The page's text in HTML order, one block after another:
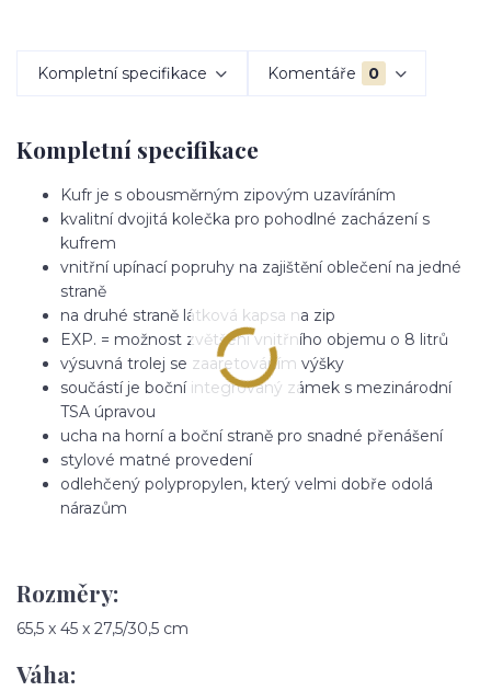
Kompletní specifikace Komentáře 0
Kompletní specifikace
Kufr je s obousměrným zipovým uzavíráním
kvalitní dvojitá kolečka pro pohodlné zacházení s
kufrem
vnitřní upínací popruhy na zajištění oblečení na jedné
straně
na druhé straně látková kapsa na zip
EXP. = možnost zvětšení vnitřního objemu o 8 litrů
výsuvná trolej se zaaretováním výšky
součástí je boční integrovaný zámek s mezinárodní
TSA úpravou
ucha na horní a boční straně pro snadné přenášení
stylové matné provedení
odlehčený polypropylen, který velmi dobře odolá
nárazům
Rozměry:
65,5 x 45 x 27,5/30,5 cm
Váha: